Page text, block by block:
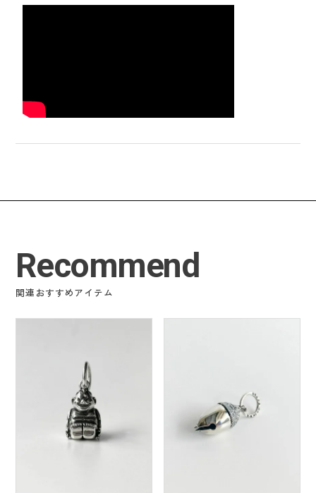
Recommend
関連おすすめアイテム